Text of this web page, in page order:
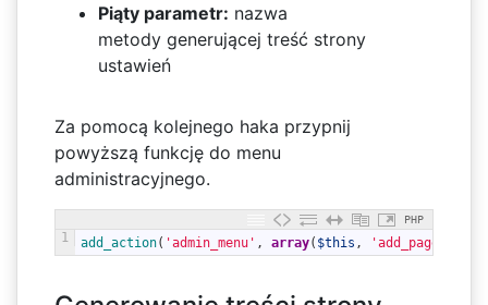
Piąty parametr: nazwa
metody generującej treść strony
ustawień
Za pomocą kolejnego haka przypnij
powyższą funkcję do menu
administracyjnego.
PHP
1 add_action( 'admin_menu' , array( $this , 'add_page'